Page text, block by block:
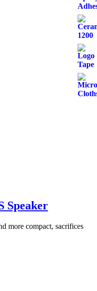
Speaker
more compact, sacrifices